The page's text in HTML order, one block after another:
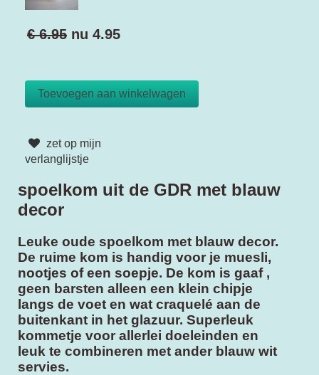
€ 6.95 nu 4.95
zet op mijn
verlanglijstje
spoelkom uit de GDR met blauw
decor
Leuke oude spoelkom met blauw decor.
De ruime kom is handig voor je muesli,
nootjes of een soepje. De kom is gaaf ,
geen barsten alleen een klein chipje
langs de voet en wat craquelé aan de
buitenkant in het glazuur. Superleuk
kommetje voor allerlei doeleinden en
leuk te combineren met ander blauw wit
servies.